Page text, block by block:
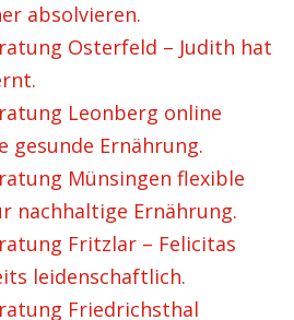
absolvieren.
Osterfeld – Judith hat
Leonberg online
gesunde Ernährung.
Münsingen flexible
nachhaltige Ernährung.
Fritzlar – Felicitas
leidenschaftlich.
Friedrichsthal